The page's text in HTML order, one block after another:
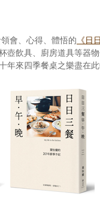
會、心得、體悟的 《日
壺飲具、廚房道具等器
年來四季餐桌之樂盡在